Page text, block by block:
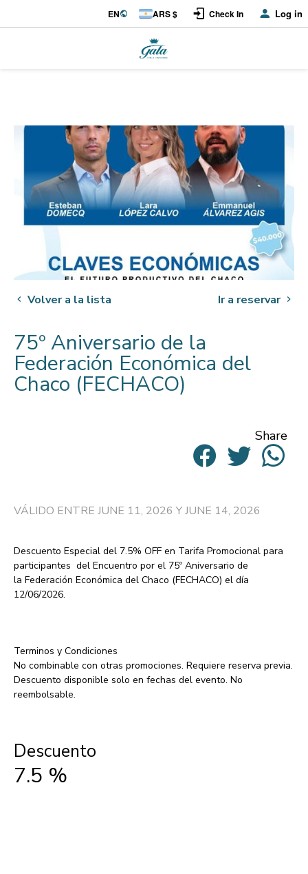
EN ARS $ Check In Log in
Volver a la lista Ir a reservar
75º Aniversario de la
Federación Económica del
Chaco (FECHACO)
Share
VÁLIDO ENTRE JUNE 11, 2026 Y JUNE 14, 2026
Descuento Especial del 7.5% OFF en Tarifa Promocional para
participantes del Encuentro por el 75º Aniversario de
la Federación Económica del Chaco (FECHACO) el día
12/06/2026.
Terminos y Condiciones
No combinable con otras promociones. Requiere reserva previa.
Descuento disponible solo en fechas del evento. No
reembolsable.
Descuento
7.5 %